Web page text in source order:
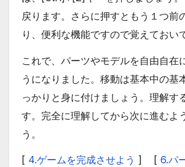
戻ります。さらに押すともう１つ前
り、便利な機能ですので覚えておい
これで、パーツやモデルを自由自在
うになりました。移動は基本中の基
っかりと身に付けましょう。理解す
す。完全に理解してから次に進むよ
う。
[ 4.ゲームを完成させよう ] [ 6.パ